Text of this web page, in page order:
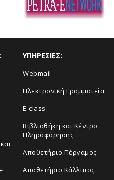
ΥΠΗΡΕΣΙΕΣ:
Webmail
Ηλεκτρονική Γραμματεία
E-class
Βιβλιοθήκη και Κέντρο
Πληροφόρησης
Aποθετήριο Πέργαμος
Αποθετήριο Κάλλιπος